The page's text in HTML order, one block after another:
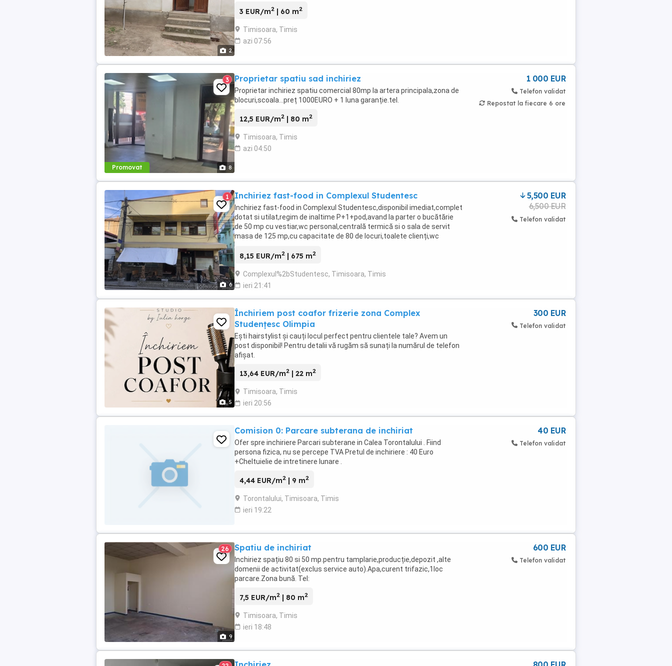
2
3 EUR/m2 | 60 m2
Timisoara, Timis
azi 07:56
Promovat 8
3 Proprietar spatiu sad inchiriez
Proprietar inchiriez spatiu comercial 80mp la artera principala,zona de
blocuri,scoala...preț 1000EURO + 1 luna garanție.tel.
12,5 EUR/m2 | 80 m2
Timisoara, Timis
azi 04:50
1 000 EUR
Telefon validat
Repostat la fiecare 6 ore
6
1 Inchiriez fast-food in Complexul Studentesc
Inchiriez fast-food in Complexul Studentesc,disponibil imediat,complet
dotat si utilat,regim de inaltime P+1+pod,avand la parter o bucătărie
de 50 mp cu vestiar,wc personal,centrală termică si o sala de servit
masa de 125 mp,cu capacitate de 80 de locuri,toalete clienți,wc
8,15 EUR/m2 | 675 m2
Complexul%2bStudentesc, Timisoara, Timis
ieri 21:41
5,500 EUR
6,500 EUR
Telefon validat
5
Închiriem post coafor frizerie zona Complex
Studențesc Olimpia
Ești hairstylist și cauți locul perfect pentru clientele tale? Avem un
post disponibil! Pentru detalii vă rugăm să sunați la numărul de telefon
afișat.
13,64 EUR/m2 | 22 m2
Timisoara, Timis
ieri 20:56
300 EUR
Telefon validat
Comision 0: Parcare subterana de inchiriat
Ofer spre inchiriere Parcari subterane in Calea Torontalului . Fiind
persona fizica, nu se percepe TVA Pretul de inchiriere : 40 Euro
+Cheltuielie de intretinere lunare .
4,44 EUR/m2 | 9 m2
Torontalului, Timisoara, Timis
ieri 19:22
40 EUR
Telefon validat
9
26 Spatiu de inchiriat
Inchiriez spațiu 80 si 50 mp.pentru tamplarie,producție,depozit ,alte
domenii de activitat(exclus service auto).Apa,curent trifazic,1loc
parcare.Zona bună. Tel:
7,5 EUR/m2 | 80 m2
Timisoara, Timis
ieri 18:48
600 EUR
Telefon validat